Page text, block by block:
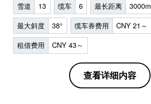
雪道 13 缆车 6 最长距离 3000m
最大斜度 38° 缆车券费用 CNY 21～
租借费用 CNY 43～
查看详细内容